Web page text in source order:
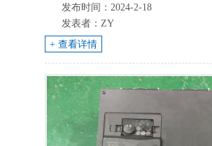
发布时间：2024-2-18
发表者：ZY
+ 查看详情